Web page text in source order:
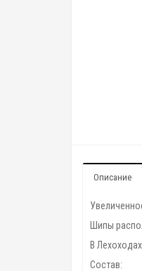
Описание
Шипы
В
Состав: